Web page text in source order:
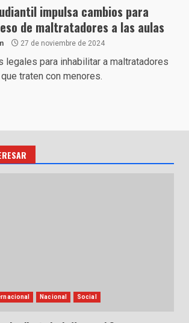
impulsa cambios para
de maltratadores a las aulas
27 de noviembre de 2024
legales para inhabilitar a maltratadores
traten con menores.
Nacional Social